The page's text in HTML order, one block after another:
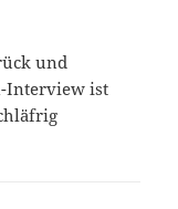
und
Interview ist